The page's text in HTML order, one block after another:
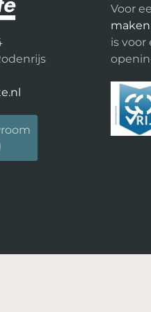
Voor
maken
is voor